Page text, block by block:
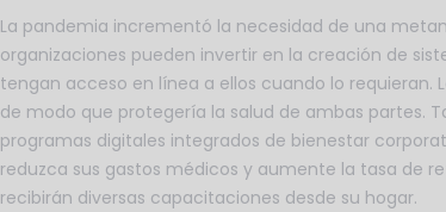
La pandemia incrementó la necesidad de una
organizaciones pueden invertir en la creación de
tengan acceso en línea a ellos cuando lo
de modo que protegería la salud de ambas partes.
programas digitales integrados de bienestar
reduzca sus gastos médicos y aumente la tasa de
recibirán diversas capacitaciones desde su hogar.